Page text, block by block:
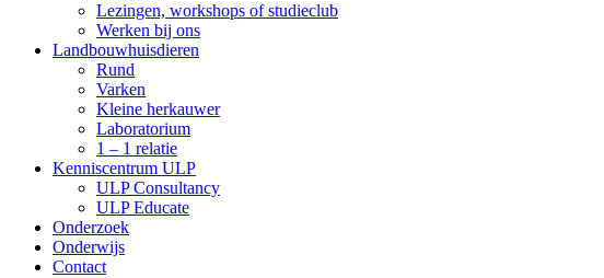
Lezingen, workshops of studieclub
Werken bij ons
Landbouwhuisdieren
Rund
Varken
Kleine herkauwer
Laboratorium
1 – 1 relatie
Kenniscentrum ULP
ULP Consultancy
ULP Educate
Onderzoek
Onderwijs
Contact